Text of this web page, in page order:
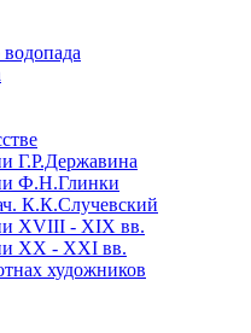
Г.Р.Державина
Ф.Н.Глинки
К.К.Случевский
XVIII - XIX вв.
XX - XXI вв.
художников